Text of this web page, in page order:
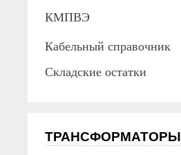
КМПВЭ
Кабельный справочник
Складские остатки
ТРАНСФОРМАТОРЫ